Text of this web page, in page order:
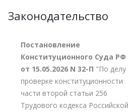
Законодательство
Постановление
Конституционного Суда РФ
от 15.05.2026 N 32-П "По делу
проверке конституционности
части второй статьи 256
Трудового кодекса Российской